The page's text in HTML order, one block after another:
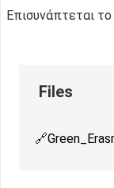
Επισυνάπτεται